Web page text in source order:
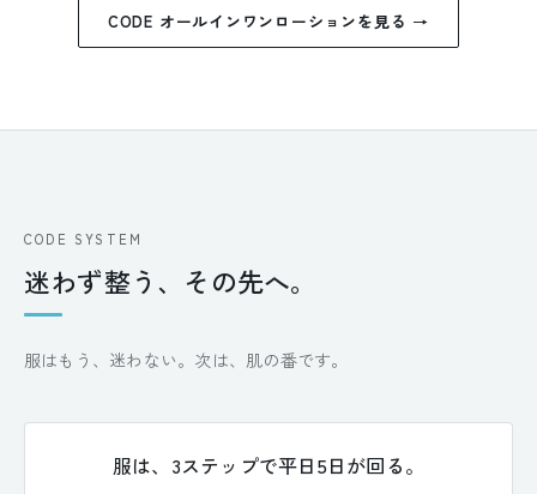
CODE オールインワンローションを見る →
CODE SYSTEM
迷わず整う、その先へ。
服はもう、迷わない。次は、肌の番です。
服は、3ステップで平日5日が回る。